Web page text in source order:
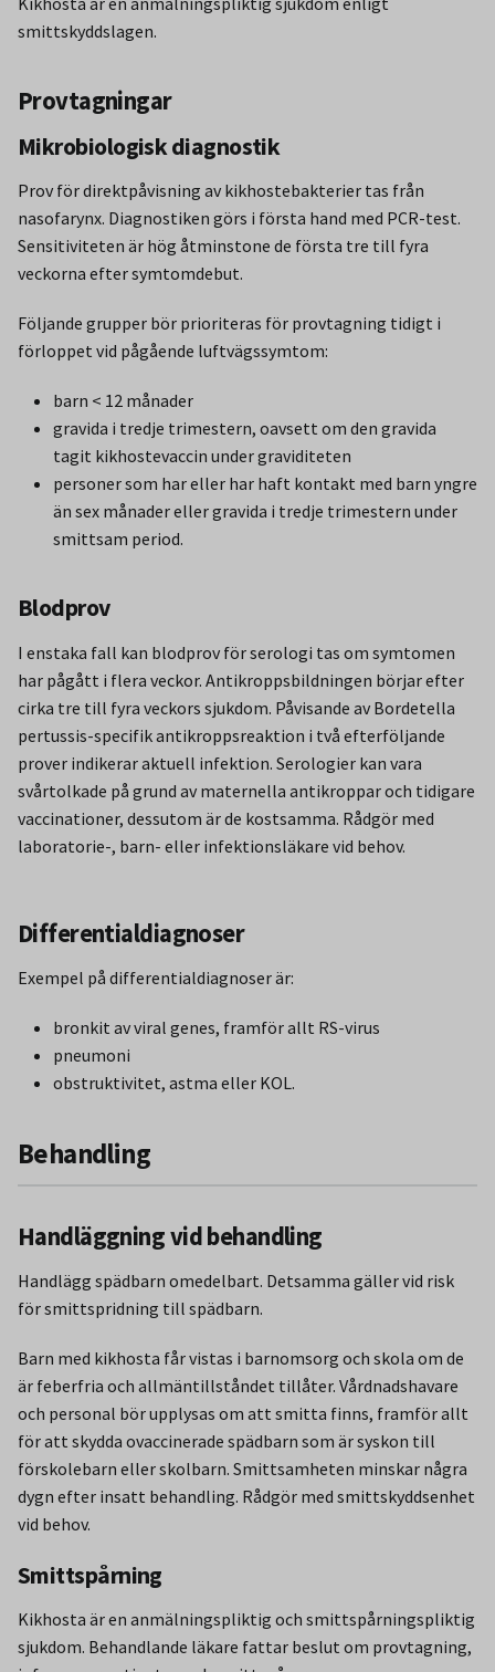
smittskyddslagen.
Provtagningar
Mikrobiologisk diagnostik
Prov för direktpåvisning av kikhostebakterier tas från
nasofarynx. Diagnostiken görs i första hand med PCR-test.
Sensitiviteten är hög åtminstone de första tre till fyra
veckorna efter symtomdebut.
Följande grupper bör prioriteras för provtagning tidigt i
förloppet vid pågående luftvägssymtom:
barn < 12 månader
gravida i tredje trimestern, oavsett om den gravida
tagit kikhostevaccin under graviditeten
personer som har eller har haft kontakt med barn yngre
än sex månader eller gravida i tredje trimestern under
smittsam period.
Blodprov
I enstaka fall kan blodprov för serologi tas om symtomen
har pågått i flera veckor. Antikroppsbildningen börjar efter
cirka tre till fyra veckors sjukdom. Påvisande av Bordetella
pertussis-specifik antikroppsreaktion i två efterföljande
prover indikerar aktuell infektion. Serologier kan vara
svårtolkade på grund av maternella antikroppar och tidigare
vaccinationer, dessutom är de kostsamma. Rådgör med
laboratorie-, barn- eller infektionsläkare vid behov.
Differentialdiagnoser
Exempel på differentialdiagnoser är:
bronkit av viral genes, framför allt RS-virus
pneumoni
obstruktivitet, astma eller KOL.
Behandling
Handläggning vid behandling
Handlägg spädbarn omedelbart. Detsamma gäller vid risk
för smittspridning till spädbarn.
Barn med kikhosta får vistas i barnomsorg och skola om de
är feberfria och allmäntillståndet tillåter. Vårdnadshavare
och personal bör upplysas om att smitta finns, framför allt
för att skydda ovaccinerade spädbarn som är syskon till
förskolebarn eller skolbarn. Smittsamheten minskar några
dygn efter insatt behandling. Rådgör med smittskyddsenhet
vid behov.
Smittspårning
Kikhosta är en anmälningspliktig och smittspårningspliktig
sjukdom. Behandlande läkare fattar beslut om provtagning,